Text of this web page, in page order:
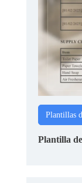
Plantillas
Plantilla